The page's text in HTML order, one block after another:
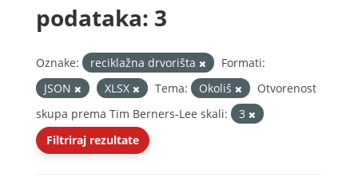
podataka: 3
Oznake: reciklažna drvorišta
Formati:
JSON
XLSX Tema: Okoliš
Otvorenost
skupa prema Tim Berners-Lee skali:
3
Filtriraj rezultate